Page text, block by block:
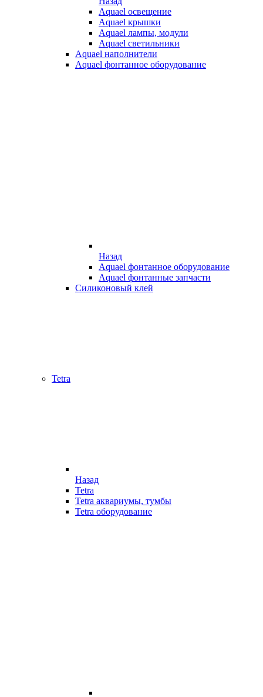
Aquael освещение
Aquael крышки
Aquael лампы, модули
Aquael светильники
Aquael наполнители
Aquael фонтанное оборудование
Назад
Aquael фонтанное оборудование
Aquael фонтанные запчасти
Силиконовый клей
Tetra
Назад
Tetra
Tetra аквариумы, тумбы
Tetra оборудование